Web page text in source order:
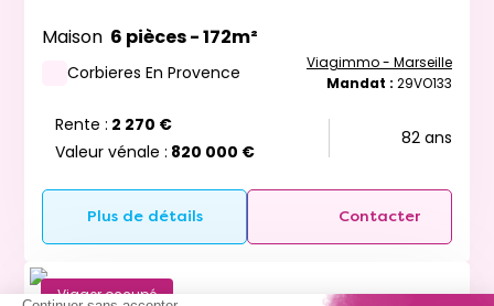
Maison 6 pièces - 172m²
Corbieres En Provence
Viagimmo - Marseille
Mandat : 29VO133
Rente : 2 270 €
Valeur vénale : 820 000 €
82 ans
Plus de détails Contacter
Viager occupé